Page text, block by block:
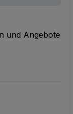
und Angebote